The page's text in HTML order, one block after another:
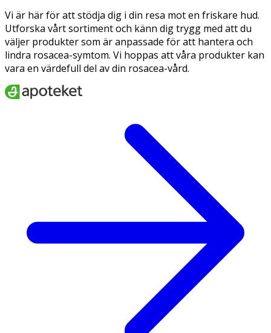
Vi är här för att stödja dig i din resa mot en friskare hud.
Utforska vårt sortiment och känn dig trygg med att du
väljer produkter som är anpassade för att hantera och
lindra rosacea-symtom. Vi hoppas att våra produkter kan
vara en värdefull del av din rosacea-vård.